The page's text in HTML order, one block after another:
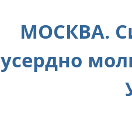
МОСКВА.
усердно